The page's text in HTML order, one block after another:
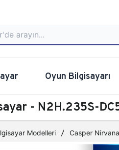
Oyun Bilgisayarı
- N2H.235S-
Modelleri Casper